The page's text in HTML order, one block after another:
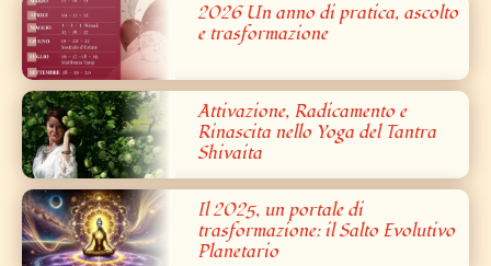
2026 Un anno di pratica, ascolto
e trasformazione
Attivazione, Radicamento e
Rinascita nello Yoga del Tantra
Shivaita
Il 2025, un portale di
trasformazione: il Salto Evolutivo
Planetario